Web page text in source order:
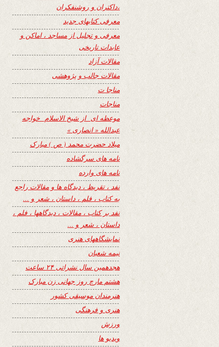
،داکتران و روشنفکران
معرفی کتابهای جدید
معرفی و تجلیل از مساجد ، اماکن و
عابدات تاریخی
مقالات آزاد
مقالات جالب و پژوهشی
مناجا ت
مناجات
موعظه ای از شیخ الاسلام خواجه
عبدالله « انصاری »
میلاد حضرت محمد ( ص ) مبارک
نامه های سرگشاده
نامه های وارده
نفد ، تقریظ ، دیدگاه ها و مقالات راجع
به کتاب ، فلم ، داستان ، شعر و …
نفد بر کتاب ، مقالات ، دیدگاهها ، فلم ،
داستان ، شعر و …
نمایشگاههای هنری
نیمه شعبان
هجدهمین سال نشراتی ۲۴ ساعت
هشتم مارچ روز جهانی زن مبارک
هنرمندان موسیقی کشور
هنری و فرهنگی
ورزش
ویدیو ها